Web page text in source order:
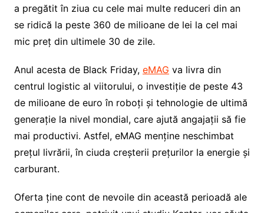
a pregătit în ziua cu cele mai multe reduceri din an
se ridică la peste 360 de milioane de lei la cel mai
mic preț din ultimele 30 de zile.
Anul acesta de Black Friday, eMAG va livra din
centrul logistic al viitorului, o investiție de peste 43
de milioane de euro în roboți și tehnologie de ultimă
generație la nivel mondial, care ajută angajații să fie
mai productivi. Astfel, eMAG menține neschimbat
prețul livrării, în ciuda creșterii prețurilor la energie și
carburant.
Oferta ține cont de nevoile din această perioadă ale